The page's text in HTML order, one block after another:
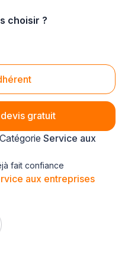
choisir ?
gratuit
(62800)
aux entreprises
Service aux
fait confiance